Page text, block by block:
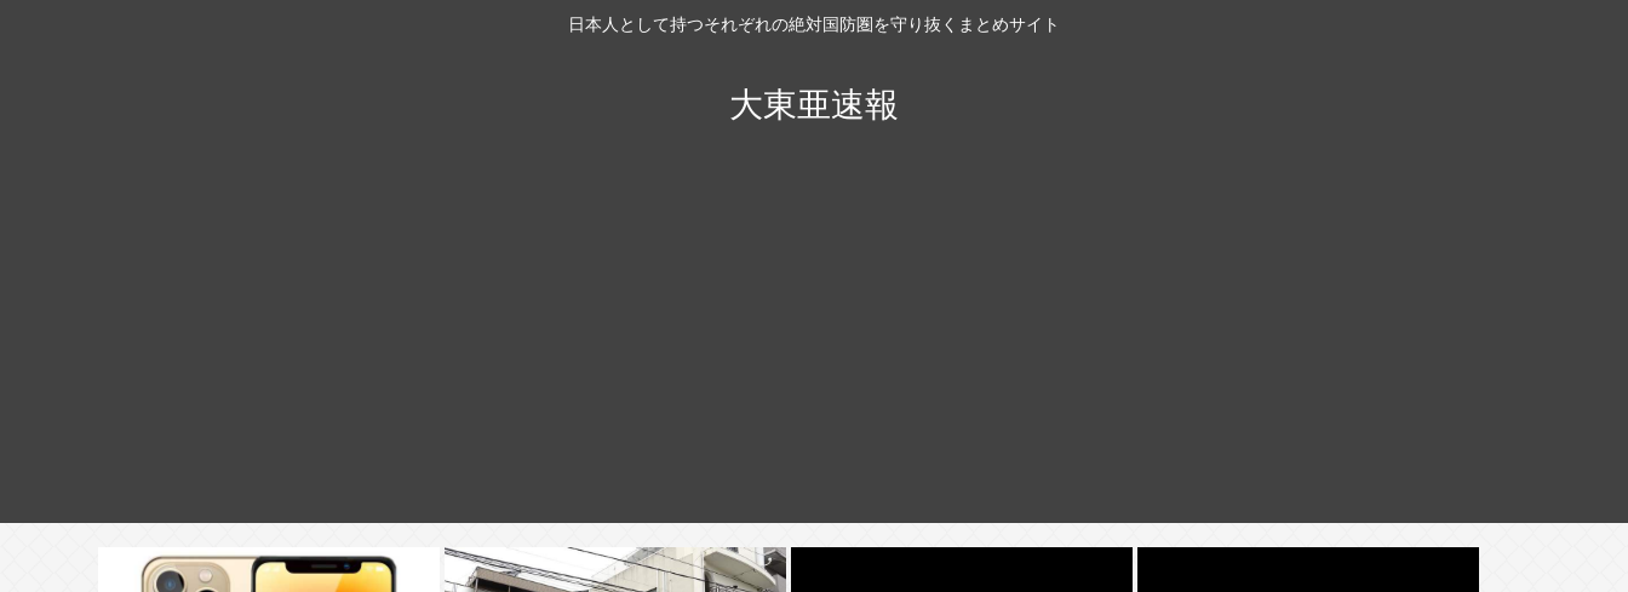
日本人として持つそれぞれの絶対国防圏を守り抜くまとめサイト
大東亜速報